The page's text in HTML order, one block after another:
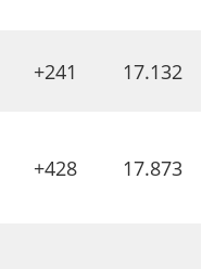
+241 17.132
+428 17.873